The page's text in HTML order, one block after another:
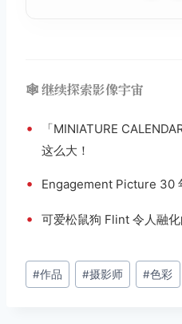
🕸️ 继续探索影像宇宙
•
「MINIATURE
这么大！
• Engagement Picture 30
• 可爱松鼠狗 Flint 令人融
文
章
#作品 #摄影师 #色彩